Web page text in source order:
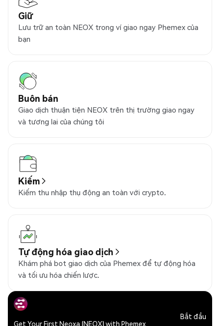
Giữ
Lưu trữ an toàn NEOX trong ví giao ngay Phemex của
bạn
Buôn bán
Giao dịch thuận tiện NEOX trên thị trường giao ngay
và tương lai của chúng tôi
Kiếm
Kiếm thu nhập thụ động an toàn với crypto.
Tự động hóa giao dịch
Khám phá bot giao dịch của Phemex để tự động hóa
và tối ưu hóa chiến lược.
Get Your First Neoxa (NEOX) with Phemex
Bắt đầu